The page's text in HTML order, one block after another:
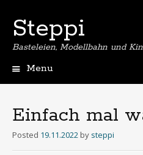
Steppi
Basteleien, Modellbahn und
Menu
Einfach mal
Posted 19.11.2022 by steppi